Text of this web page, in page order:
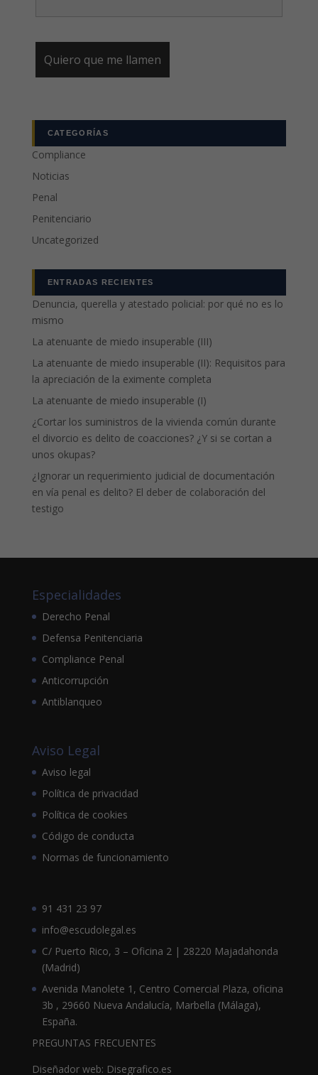
CATEGORÍAS
Compliance
Noticias
Penal
Penitenciario
Uncategorized
ENTRADAS RECIENTES
Denuncia, querella y atestado policial: por qué no es lo
mismo
La atenuante de miedo insuperable (III)
La atenuante de miedo insuperable (II): Requisitos para
la apreciación de la eximente completa
La atenuante de miedo insuperable (I)
¿Cortar los suministros de la vivienda común durante
el divorcio es delito de coacciones? ¿Y si se cortan a
unos okupas?
¿Ignorar un requerimiento judicial de documentación
en vía penal es delito? El deber de colaboración del
testigo
Especialidades
Derecho Penal
Defensa Penitenciaria
Compliance Penal
Anticorrupción
Antiblanqueo
Aviso Legal
Aviso legal
Política de privacidad
Política de cookies
Código de conducta
Normas de funcionamiento
91 431 23 97
info@escudolegal.es
C/ Puerto Rico, 3 – Oficina 2 | 28220 Majadahonda
(Madrid)
Avenida Manolete 1, Centro Comercial Plaza, oficina
3b , 29660 Nueva Andalucía, Marbella (Málaga),
España.
PREGUNTAS FRECUENTES
Diseñador web: Disegrafico.es